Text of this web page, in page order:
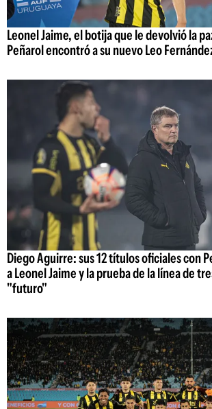
Leonel Jaime, el botija que le devolvió la
Peñarol encontró a su nuevo Leo
Diego Aguirre: sus 12 títulos oficiales con
a Leonel Jaime y la prueba de la línea de
"futuro"